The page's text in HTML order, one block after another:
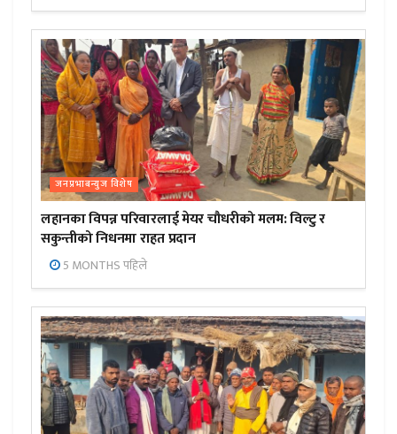
जनप्रभाबन्युज विशेष
लहानका विपन्न परिवारलाई मेयर चौधरीको मलम: विल्टु र
सकुन्तीको निधनमा राहत प्रदान
5 MONTHS पहिले